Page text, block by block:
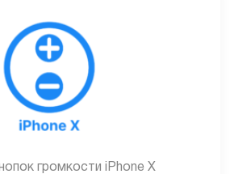
громкости iPhone X